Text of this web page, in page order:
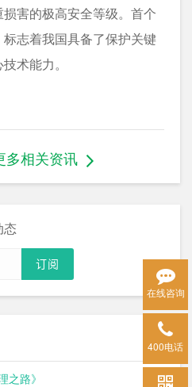
害的极高安全等级。首个
志着我国具备了保护关键
术能力。
多相关资讯
态
之路》
在线咨询
400电话